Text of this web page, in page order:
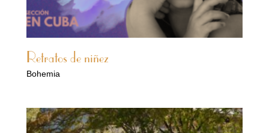
Retratos de niñez
Bohemia